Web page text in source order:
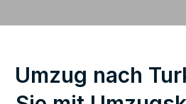
Umzug nach